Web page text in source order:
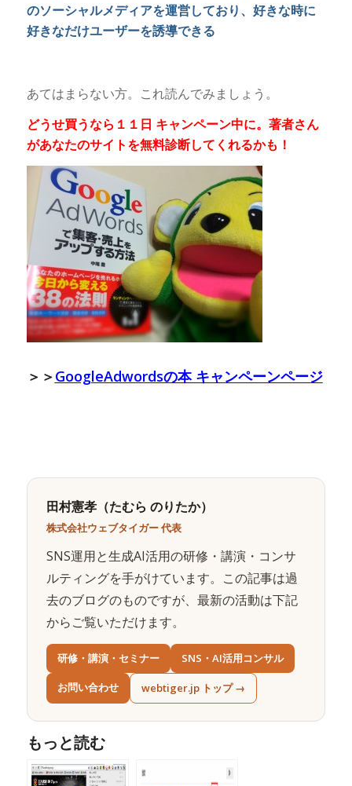
のソーシャルメディアを運営しており、好きな時に
好きなだけユーザーを誘導できる
あてはまらない方。これ読んでみましょう。
どうせ買うなら１１日 キャンペーン中に。著者さん
があなたのサイトを無料診断してくれるかも！
＞＞GoogleAdwordsの本 キャンペーンページ
田村憲孝（たむら のりたか）
株式会社ウェブタイガー 代表
SNS運用と生成AI活用の研修・講演・コンサ
ルティングを手がけています。この記事は過
去のブログのものですが、最新の活動は下記
からご覧いただけます。
研修・講演・セミナー SNS・AI活用コンサル
お問い合わせ webtiger.jp トップ →
もっと読む